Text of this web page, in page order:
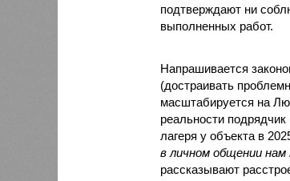
подтверждают ни
выполненных работ.
Напрашивается
(достраивать
масштабируется на
реальности
лагеря у объекта в
в личном общении
рассказывают